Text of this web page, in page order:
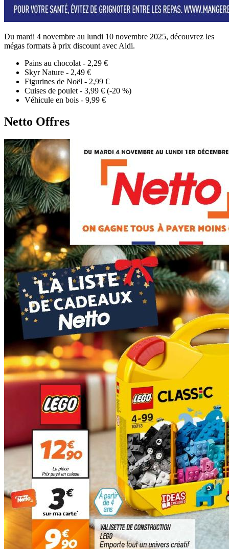
Du mardi 4 novembre au lundi 10 novembre 2025, découvrez les
mégas formats à prix discount avec Aldi.
Pains au chocolat - 2,29 €
Skyr Nature - 2,49 €
Figurines de Noël - 2,99 €
Cuises de poulet - 3,99 € (-20 %)
Véhicule en bois - 9,99 €
Netto Offres